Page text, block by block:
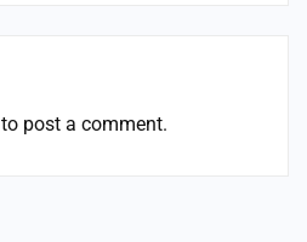
to post a comment.